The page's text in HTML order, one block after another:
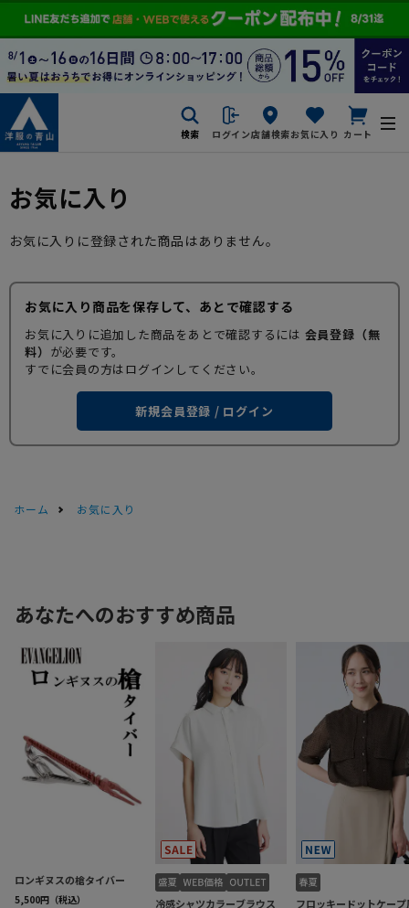
検索 ログイン店舗検索お気に入り カート
お気に入り
お気に入りに登録された商品はありません。
お気に入り商品を保存して、あとで確認する
お気に入りに追加した商品をあとで確認するには 会員登録（無
料） が必要です。
すでに会員の方はログインしてください。
新規会員登録 / ログイン
ホーム お気に入り